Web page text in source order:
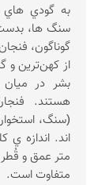
به گودي
سنگ ها،
از كهن‌ترين و
بشر در
هستند.
(سنگ،
اند. اندازه
متر عمق و
متفاوت است.